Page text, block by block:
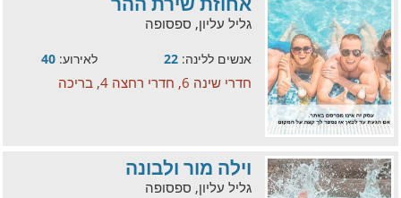
גליל עליון, ספסופה
אנשים ללינה: 22 לאירוע: 40
חדרי שינה 6, חדרי רחצה 4, בריכה
וילה מור ולבונה
גליל עליון, ספסופה